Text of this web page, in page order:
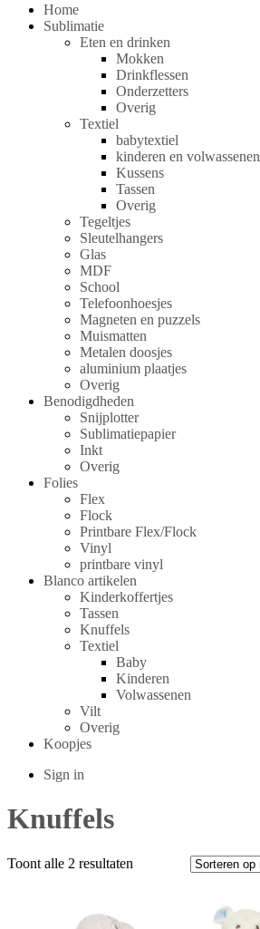
Home
Sublimatie
Eten en drinken
Mokken
Drinkflessen
Onderzetters
Overig
Textiel
babytextiel
kinderen en volwassenen
Kussens
Tassen
Overig
Tegeltjes
Sleutelhangers
Glas
MDF
School
Telefoonhoesjes
Magneten en puzzels
Muismatten
Metalen doosjes
aluminium plaatjes
Overig
Benodigdheden
Snijplotter
Sublimatiepapier
Inkt
Overig
Folies
Flex
Flock
Printbare Flex/Flock
Vinyl
printbare vinyl
Blanco artikelen
Kinderkoffertjes
Tassen
Knuffels
Textiel
Baby
Kinderen
Volwassenen
Vilt
Overig
Koopjes
Sign in
Knuffels
Toont alle 2 resultaten